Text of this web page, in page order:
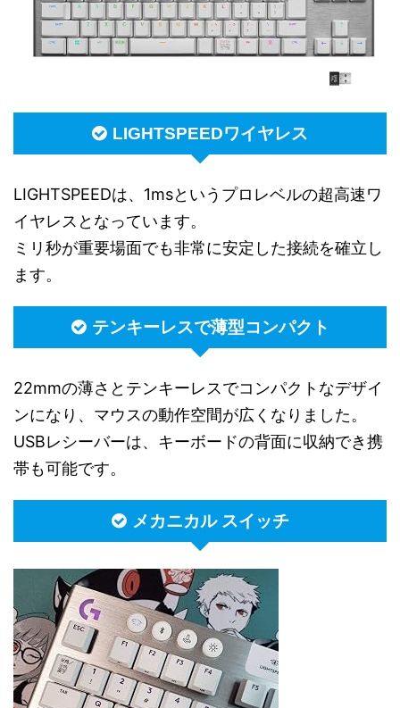
LIGHTSPEEDワイヤレス
LIGHTSPEEDは、1msというプロレベルの超高速ワ
イヤレスとなっています。
ミリ秒が重要場面でも非常に安定した接続を確立し
ます。
テンキーレスで薄型コンパクト
22mmの薄さとテンキーレスでコンパクトなデザイ
ンになり、マウスの動作空間が広くなりました。
USBレシーバーは、キーボードの背面に収納でき携
帯も可能です。
メカニカル スイッチ